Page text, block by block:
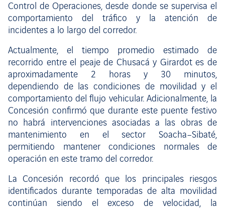
Control de Operaciones, desde donde se supervisa el
comportamiento del tráfico y la atención de
incidentes a lo largo del corredor.
Actualmente, el tiempo promedio estimado de
recorrido entre el peaje de Chusacá y Girardot es de
aproximadamente 2 horas y 30 minutos,
dependiendo de las condiciones de movilidad y el
comportamiento del flujo vehicular. Adicionalmente, la
Concesión confirmó que durante este puente festivo
no habrá intervenciones asociadas a las obras de
mantenimiento en el sector Soacha–Sibaté,
permitiendo mantener condiciones normales de
operación en este tramo del corredor.
La Concesión recordó que los principales riesgos
identificados durante temporadas de alta movilidad
continúan siendo el exceso de velocidad, la